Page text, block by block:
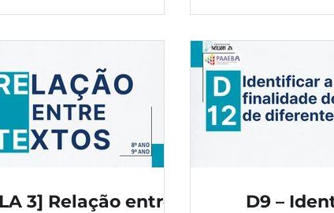
3] Relação entre
D9 –